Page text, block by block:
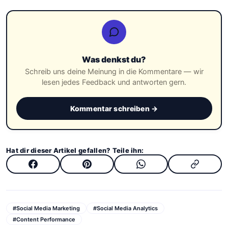
Was denkst du?
Schreib uns deine Meinung in die Kommentare — wir
lesen jedes Feedback und antworten gern.
Kommentar schreiben →
Hat dir dieser Artikel gefallen? Teile ihn:
#Social Media Marketing
#Social Media Analytics
#Content Performance